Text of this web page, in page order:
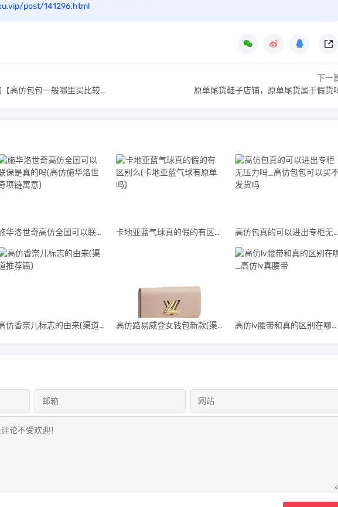
post/141296.html
包包一般哪里买比较好一点】
下一
原单尾货鞋子店铺，原单尾货属于假货
施华洛世奇高仿全国可以联保是真的吗(高仿施华洛世奇项链寓意) 卡地亚蓝气球真的假的有区别么(卡地亚蓝气球有原单吗) 高仿包真的可以进出专柜无压力吗_高仿包包可以买不发货吗
高仿香奈儿标志的由来(渠道推荐篇) 高仿路易威登女钱包新款(渠道推荐篇) 高仿lv腰带和真的区别在哪_高仿lv真腰带